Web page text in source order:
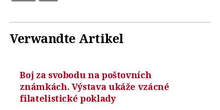
Verwandte Artikel
Boj za svobodu na poštovních
známkách. Výstava ukáže vzácné
filatelistické poklady